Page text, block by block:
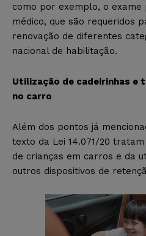
como por exemplo, o exame
médico, que são requeridos
renovação de diferentes
nacional de habilitação.
Utilização de cadeirinhas e
no carro
Além dos pontos já
texto da Lei 14.071/20
de crianças em carros e da
outros dispositivos de